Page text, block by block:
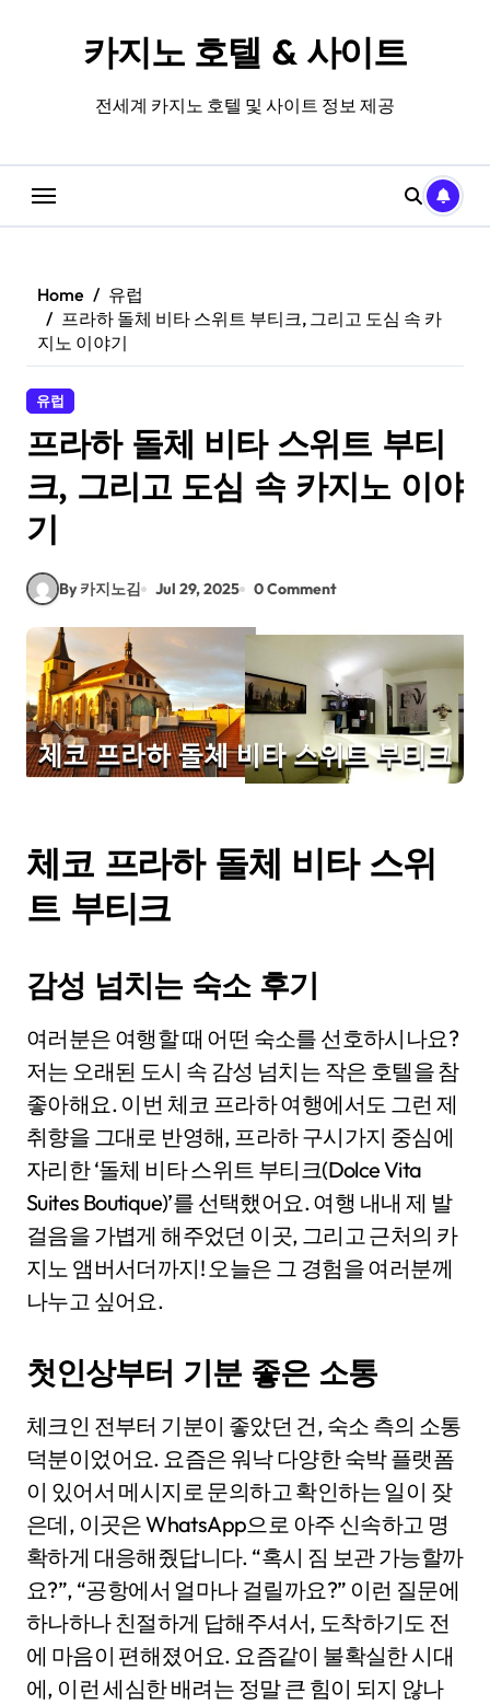
카지노 호텔 & 사이트
전세계 카지노 호텔 및 사이트 정보 제공
Home
유럽
프라하 돌체 비타 스위트 부티크, 그리고 도심 속 카
지노 이야기
유럽
프라하 돌체 비타 스위트 부티
크, 그리고 도심 속 카지노 이야
기
By 카지노김 Jul 29, 2025 0 Comment
체코 프라하 돌체 비타 스위
트 부티크
감성 넘치는 숙소 후기
여러분은 여행할 때 어떤 숙소를 선호하시나요?
저는 오래된 도시 속 감성 넘치는 작은 호텔을 참
좋아해요. 이번 체코 프라하 여행에서도 그런 제
취향을 그대로 반영해, 프라하 구시가지 중심에
자리한 ‘돌체 비타 스위트 부티크(Dolce Vita
Suites Boutique)’를 선택했어요. 여행 내내 제 발
걸음을 가볍게 해주었던 이곳, 그리고 근처의 카
지노 앰버서더까지! 오늘은 그 경험을 여러분께
나누고 싶어요.
첫인상부터 기분 좋은 소통
체크인 전부터 기분이 좋았던 건, 숙소 측의 소통
덕분이었어요. 요즘은 워낙 다양한 숙박 플랫폼
이 있어서 메시지로 문의하고 확인하는 일이 잦
은데, 이곳은 WhatsApp으로 아주 신속하고 명
확하게 대응해줬답니다. “혹시 짐 보관 가능할까
요?”, “공항에서 얼마나 걸릴까요?” 이런 질문에
하나하나 친절하게 답해주셔서, 도착하기도 전
에 마음이 편해졌어요. 요즘같이 불확실한 시대
에, 이런 세심한 배려는 정말 큰 힘이 되지 않나